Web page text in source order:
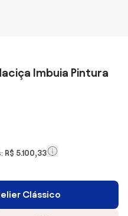
Imbuia Pintura
R$ 5.100,33
Clássico